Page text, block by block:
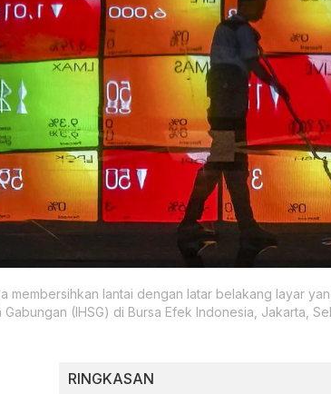
membersihkan lantai dengan latar belakang layar
Gabungan (IHSG) di Bursa Efek Indonesia, Jakarta,
RINGKASAN